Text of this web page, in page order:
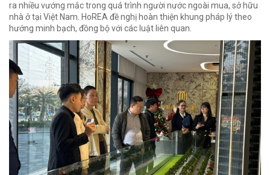
ra nhiều vướng mắc trong quá trình người nước ngoài mua, sở hữu
nhà ở tại Việt Nam. HoREA đề nghị hoàn thiện khung pháp lý theo
hướng minh bạch, đồng bộ với các luật liên quan.